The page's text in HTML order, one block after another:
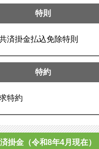
特則
済掛金払込免除特則
特約
特約
掛金（令和8年4月現在）